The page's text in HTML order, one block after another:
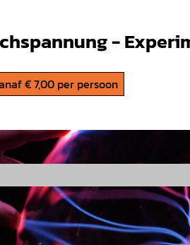
-
€ 7,00 per persoon